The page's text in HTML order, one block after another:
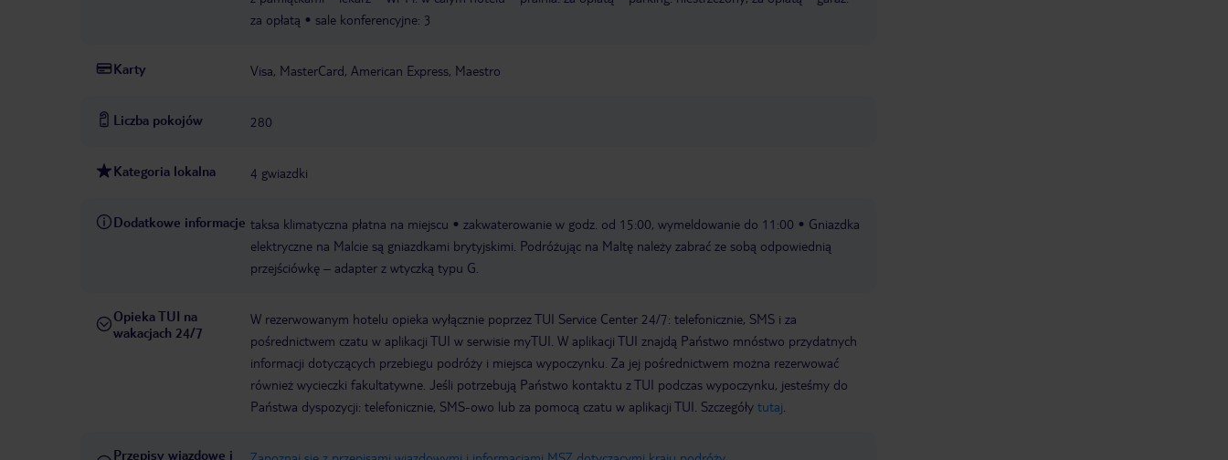
za opłatą
sale konferencyjne: 3
Karty Visa, MasterCard, American Express, Maestro
Liczba pokojów 280
Kategoria lokalna 4 gwiazdki
Dodatkowe informacje taksa klimatyczna płatna na miejscu zakwaterowanie w godz. od 15:00, wymeldowanie do 11:00
Gniazdka
elektryczne na Malcie są gniazdkami brytyjskimi. Podróżując na Maltę należy zabrać ze sobą odpowiednią
przejściówkę – adapter z wtyczką typu G.
Opieka TUI na
wakacjach 24/7
W rezerwowanym hotelu opieka wyłącznie poprzez TUI Service Center 24/7: telefonicznie, SMS i za
pośrednictwem czatu w aplikacji TUI w serwisie myTUI. W aplikacji TUI znajdą Państwo mnóstwo przydatnych
informacji dotyczących przebiegu podróży i miejsca wypoczynku. Za jej pośrednictwem można rezerwować
również wycieczki fakultatywne. Jeśli potrzebują Państwo kontaktu z TUI podczas wypoczynku, jesteśmy do
Państwa dyspozycji: telefonicznie, SMS-owo lub za pomocą czatu w aplikacji TUI. Szczegóły tutaj
Przepisy wjazdowe i